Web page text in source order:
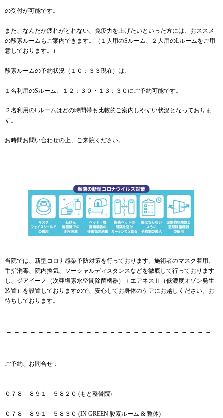
の受付が可能です。
また、なんだか疲れがとれない、免疫力を上げたいといった方には、おススメ
の酸素ルームもご案内できます。（１人用のSルーム、２人用のLルームをご用
意しております。）
酸素ルームの予約状況（１０：３３現在）は、
１名利用のSルーム、１２：３０・１３：３０にご予約可能です。
２名利用のLルームはどの時間帯も比較的ご案内しやすい状況となっておりま
す。
お時間お問い合わせの上、ご来院ください。
当院では、新型コロナ感染予防対策を行っております。施術者のマスク着用、
手指消毒、院内換気、ソーシャルディスタンスなどを徹底して行っております
し、ジアイーノ（次亜塩素水空間除菌機器）＋エアネスⅡ（低濃度オゾン発生
装置）を設置しておりますので、安心してお身体のケアにお越しください。お
待ちしております。
－－－－－－－－－－－－－－－－－－－－－－－－－－
ご予約、お問合せ：
０７８－８９１－５８２０ (もと整骨院)
０７８－８９１－５８３０ (IN GREEN 酸素ルーム & 整体)